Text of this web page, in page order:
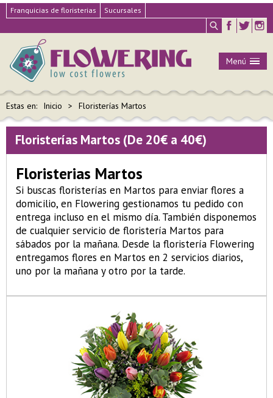
Franquicias de floristerias Sucursales
Menú
Estas en: Inicio Floristerías Martos
Floristerías Martos (De 20€ a 40€)
Floristerias Martos
Si buscas floristerías en Martos para enviar flores a
domicilio, en Flowering gestionamos tu pedido con
entrega incluso en el mismo día. También disponemos
de cualquier servicio de floristería Martos para
sábados por la mañana. Desde la floristería Flowering
entregamos flores en Martos en 2 servicios diarios,
uno por la mañana y otro por la tarde.